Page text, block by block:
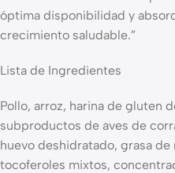
óptima disponibilidad y
crecimiento saludable.”
Lista de Ingredientes
Pollo, arroz, harina de gluten
subproductos de aves de
huevo deshidratado, grasa de
tocoferoles mixtos,